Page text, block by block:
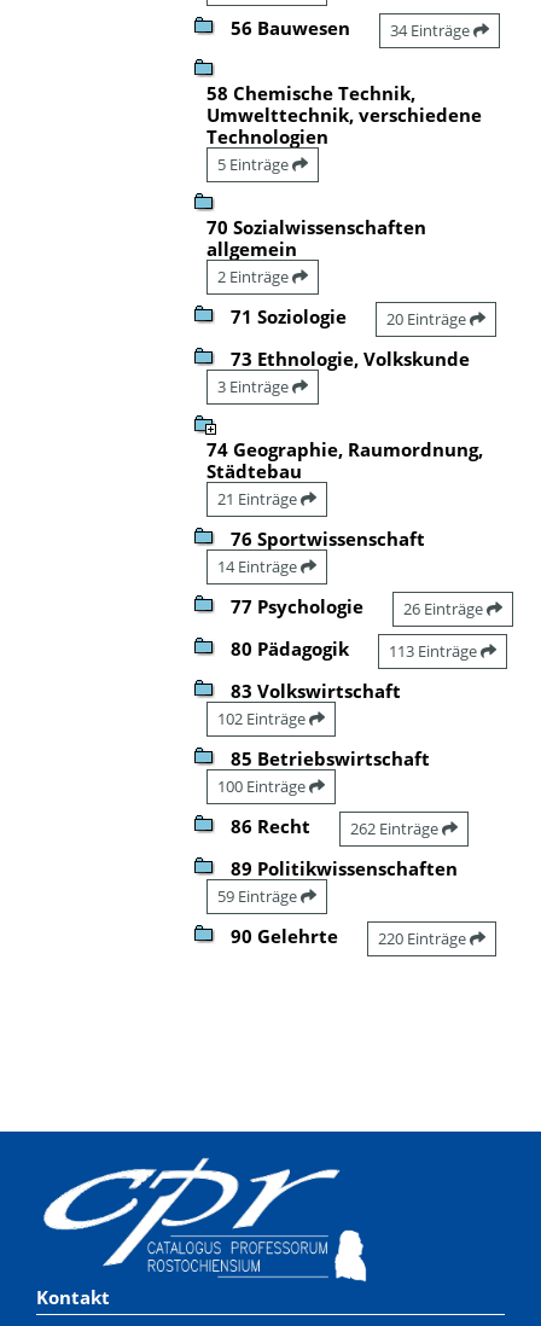
56 Bauwesen 34 Einträge
58 Chemische Technik,
Umwelttechnik, verschiedene
Technologien
5 Einträge
70 Sozialwissenschaften
allgemein
2 Einträge
71 Soziologie 20 Einträge
73 Ethnologie, Volkskunde
3 Einträge
74 Geographie, Raumordnung,
Städtebau
21 Einträge
76 Sportwissenschaft
14 Einträge
77 Psychologie 26 Einträge
80 Pädagogik 113 Einträge
83 Volkswirtschaft
102 Einträge
85 Betriebswirtschaft
100 Einträge
86 Recht 262 Einträge
89 Politikwissenschaften
59 Einträge
90 Gelehrte 220 Einträge
Kontakt